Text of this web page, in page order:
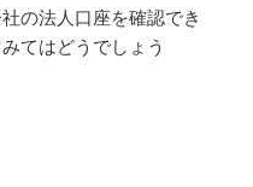
の法人口座を確認でき
てはどうでしょう